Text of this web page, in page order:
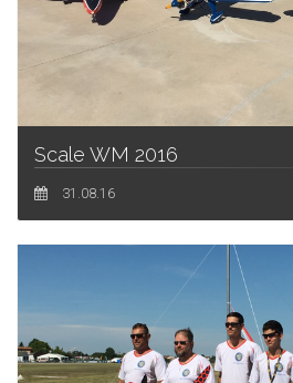
Scale WM 2016
31.08.16